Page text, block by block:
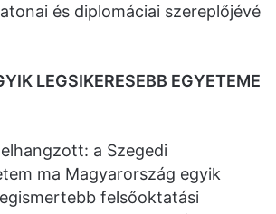
és diplomáciai szereplőjévé
LEGSIKERESEBB EGYETEME
a Szegedi
ma Magyarország egyik
felsőoktatási